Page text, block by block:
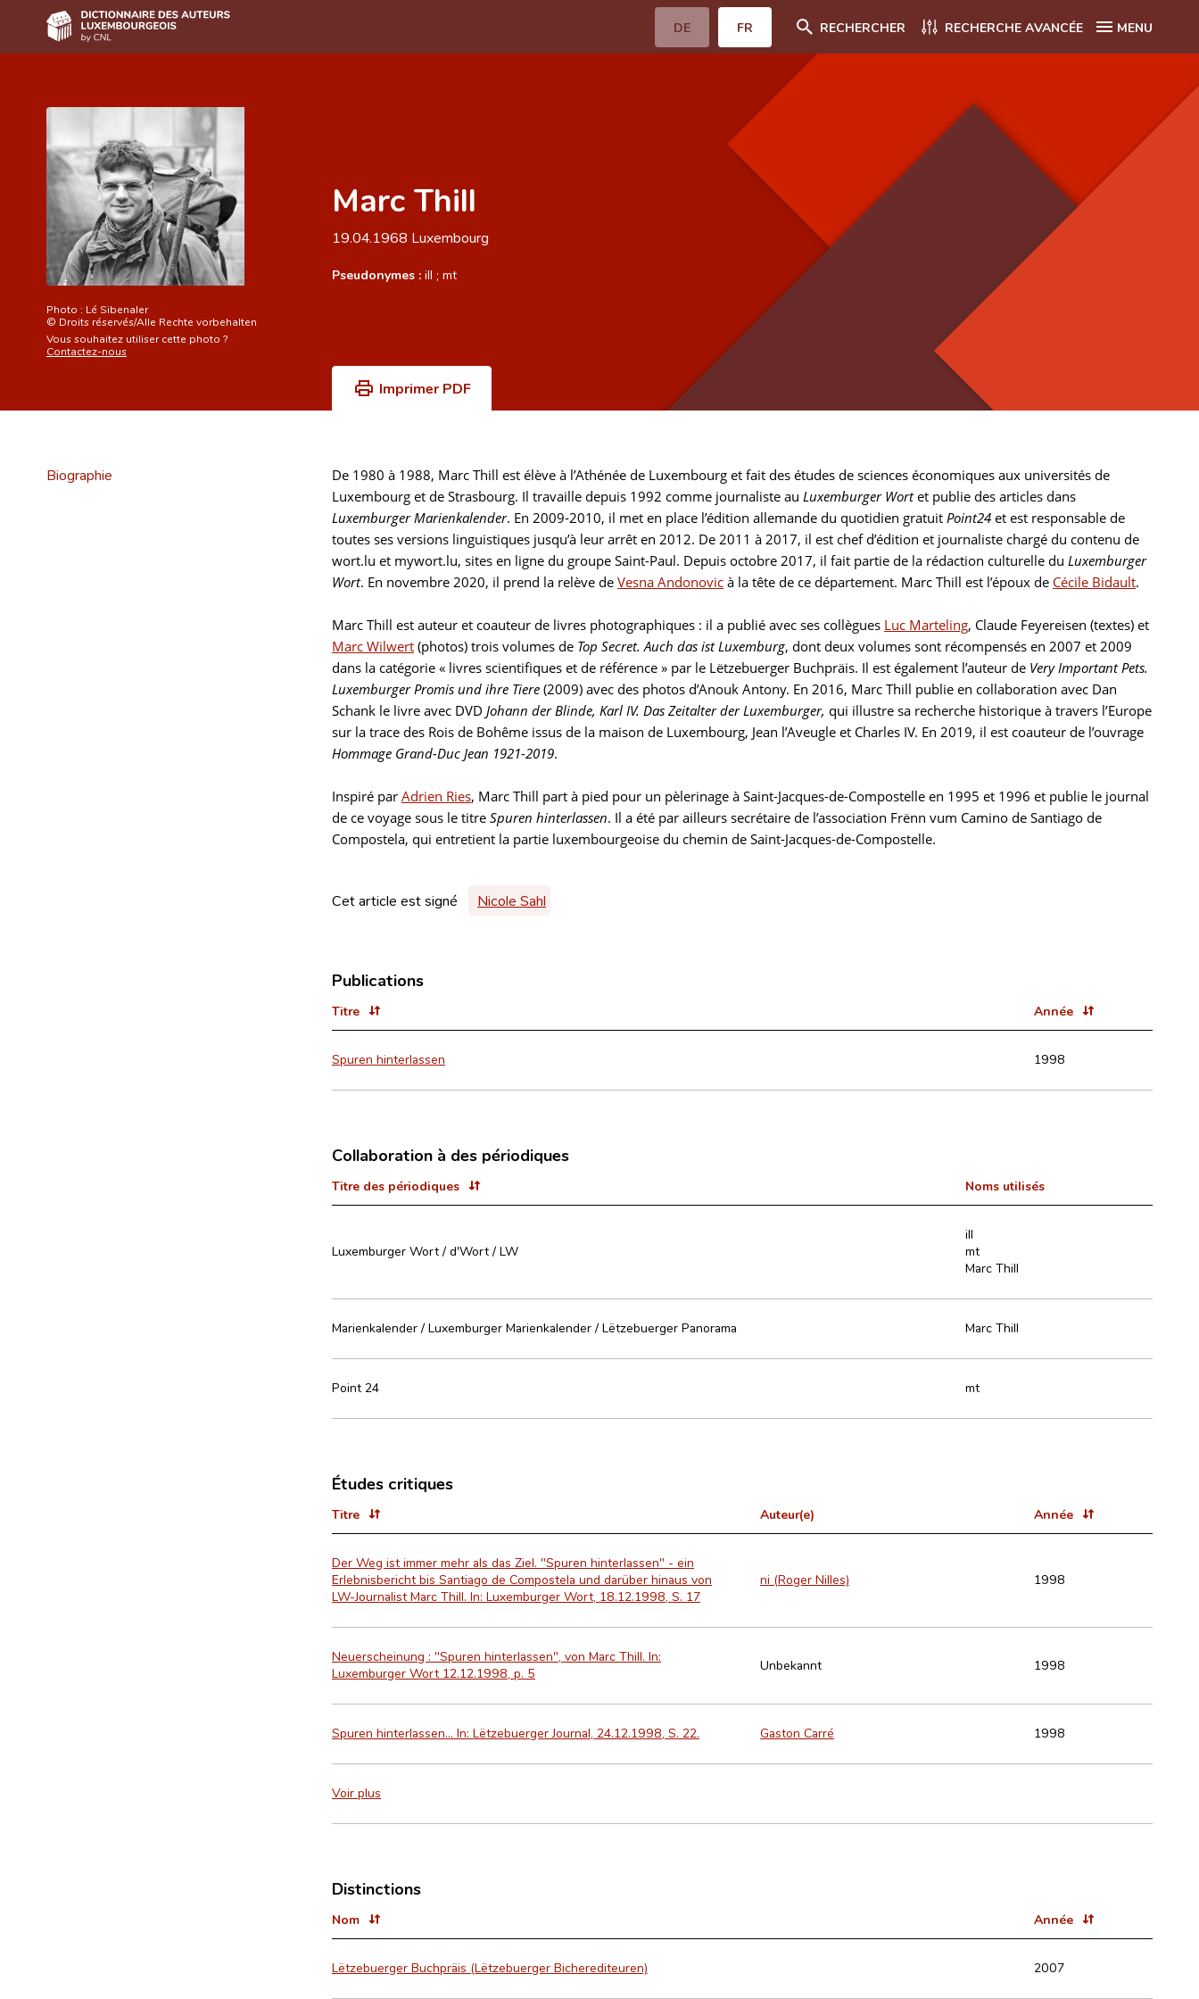
DE FR RECHERCHER RECHERCHE AVANCÉE MENU
Recherche avancée
Foire aux questions
CNL
Équipe scientifique
Contact
Photo : Lé Sibenaler
© Droits réservés/Alle Rechte vorbehalten
Vous souhaitez utiliser cette photo ?
Contactez-nous
Marc Thill
19.04.1968 Luxembourg
Pseudonymes : ill ; mt
Imprimer PDF
Biographie
De 1980 à 1988, Marc Thill est élève à l’Athénée de Luxembourg et fait des études de sciences économiques aux universités de
Luxembourg et de Strasbourg. Il travaille depuis 1992 comme journaliste au Luxemburger Wortet publie des articles dans
Luxemburger Marienkalender. En 2009-2010, il met en place l’édition allemande du quotidien gratuit Point24 et est responsable de
toutes ses versions linguistiques jusqu’à leur arrêt en 2012. De 2011 à 2017, il est chef d’édition et journaliste chargé du contenu de
wort.lu et mywort.lu, sites en ligne du groupe Saint-Paul. Depuis octobre 2017, il fait partie de la rédaction culturelle du Luxemburger
Wort. En novembre 2020, il prend la relève de Vesna Andonovic à la tête de ce département. Marc Thill est l’époux de Cécile Bidault.
Marc Thill est auteur et coauteur de livres photographiques : il a publié avec ses collègues Luc Marteling, Claude Feyereisen (textes) et
Marc Wilwert (photos) trois volumes de Top Secret. Auch das ist Luxemburg, dont deux volumes sont récompensés en 2007 et 2009
dans la catégorie « livres scientifiques et de référence » par le Lëtzebuerger Buchpräis. Il est également l’auteur de Very Important Pets.
Luxemburger Promis und ihre Tiere (2009) avec des photos d’Anouk Antony. En 2016, Marc Thill publie en collaboration avec Dan
Schank le livre avec DVD Johann der Blinde, Karl IV. Das Zeitalter der Luxemburger, qui illustre sa recherche historique à travers l’Europe
sur la trace des Rois de Bohême issus de la maison de Luxembourg, Jean l’Aveugle et Charles IV. En 2019, il est coauteur de l’ouvrage
Hommage Grand-Duc Jean 1921-2019.
Inspiré par Adrien Ries, Marc Thill part à pied pour un pèlerinage à Saint-Jacques-de-Compostelle en 1995 et 1996 et publie le journal
de ce voyage sous le titre Spuren hinterlassen. Il a été par ailleurs secrétaire de l’association Frënn vum Camino de Santiago de
Compostela, qui entretient la partie luxembourgeoise du chemin de Saint-Jacques-de-Compostelle.
Cet article est signé Nicole Sahl
Publications
Titre Année
Spuren hinterlassen 1998
Collaboration à des périodiques
Titre des périodiques Noms utilisés
Luxemburger Wort / d'Wort / LW
ill
mt
Marc Thill
Marienkalender / Luxemburger Marienkalender / Lëtzebuerger Panorama Marc Thill
Point 24 mt
Études critiques
Titre Auteur(e) Année
Der Weg ist immer mehr als das Ziel. "Spuren hinterlassen" - ein
Erlebnisbericht bis Santiago de Compostela und darüber hinaus von
LW-Journalist Marc Thill. In: Luxemburger Wort, 18.12.1998, S. 17
ni (Roger Nilles) 1998
Neuerscheinung : "Spuren hinterlassen", von Marc Thill. In:
Luxemburger Wort 12.12.1998, p. 5
Unbekannt 1998
Spuren hinterlassen... In: Lëtzebuerger Journal, 24.12.1998, S. 22. Gaston Carré 1998
Voir plus
Distinctions
Nom Année
Lëtzebuerger Buchpräis (Lëtzebuerger Bicherediteuren) 2007